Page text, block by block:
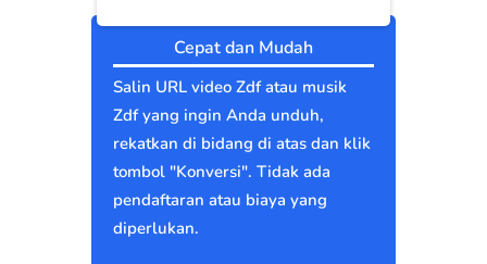
Cepat dan Mudah
Salin URL video Zdf atau musik
Zdf yang ingin Anda unduh,
rekatkan di bidang di atas dan klik
tombol "Konversi". Tidak ada
pendaftaran atau biaya yang
diperlukan.